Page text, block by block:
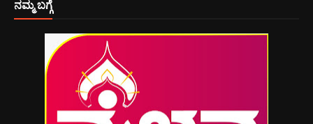
ನಮ್ಮ ಬಗ್ಗೆ